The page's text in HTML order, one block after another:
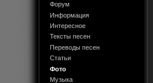
Форум
Информация
Интересное
Тексты песен
Переводы песен
Статьи
Фото
Музыка